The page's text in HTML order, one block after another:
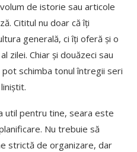
de istorie sau articole
Cititul nu doar că îți
generală, ci îți oferă și o
zilei. Chiar și douăzeci sau
schimba tonul întregii seri
util pentru tine, seara este
Nu trebuie să
strictă de organizare, dar